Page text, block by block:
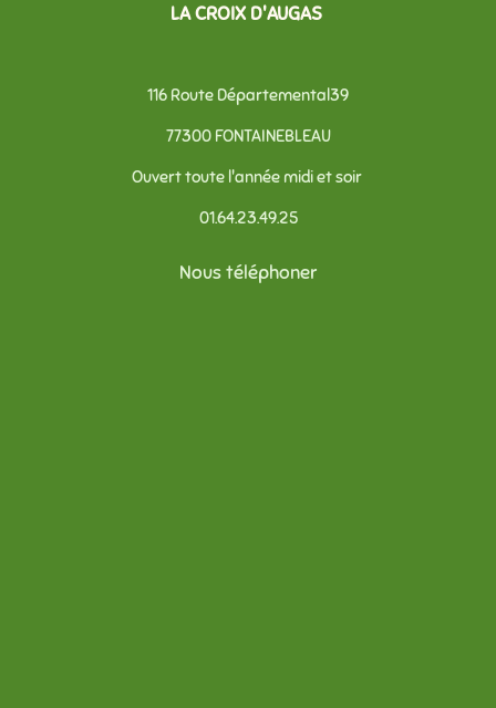
LA CROIX D'AUGAS
116 Route Départemental39
77300 FONTAINEBLEAU
Ouvert toute l'année midi et soir
01.64.23.49.25
Nous téléphoner